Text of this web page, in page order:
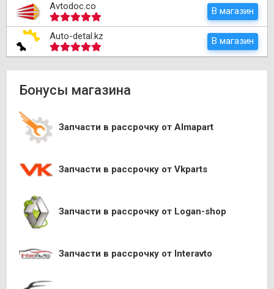
Avtodoc.co В магазин
Auto-detal.kz В магазин
Бонусы магазина
Запчасти в рассрочку от Almapart
Запчасти в рассрочку от Vkparts
Запчасти в рассрочку от Logan-shop
Запчасти в рассрочку от Interavto